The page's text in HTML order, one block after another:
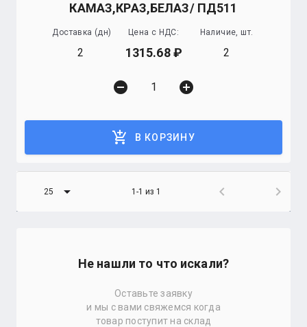
КАМАЗ,КРАЗ,БЕЛАЗ/ ПД511
Доставка (дн)
2
Цена с НДС:
1315.68
Наличие, шт.
2
remove_circle add_circle
add_shopping_cart В КОРЗИНУ
25 arrow_drop_down 1-1 из 1 chevron_left chevron_right
Не нашли то что искали?
Оставьте заявку
и мы с вами свяжемся когда
товар поступит на склад